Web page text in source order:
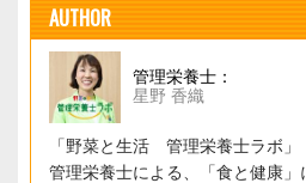
AUTHOR
管理栄養士：
星野 香織
「野菜と生活 管理栄養士ラボ
管理栄養士による、「食と健康」